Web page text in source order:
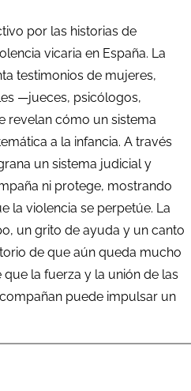
por las historias de
vicaria en España. La
testimonios de mujeres,
—jueces, psicólogos,
revelan cómo un sistema
a la infancia. A través
un sistema judicial y
ni protege, mostrando
la violencia se perpetúe. La
un grito de ayuda y un canto
de que aún queda mucho
la fuerza y la unión de las
puede impulsar un